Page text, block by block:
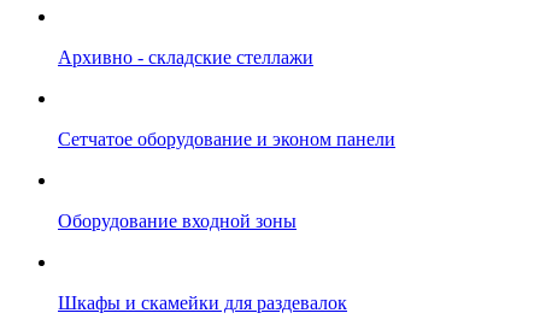
Архивно - складские стеллажи
Сетчатое оборудование и эконом панели
Оборудование входной зоны
Шкафы и скамейки для раздевалок